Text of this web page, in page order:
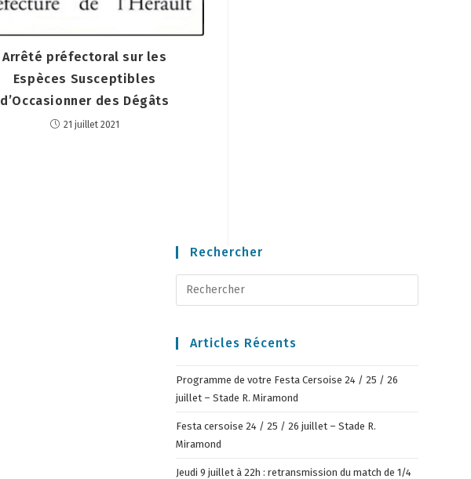
Arrêté préfectoral sur les
Espèces Susceptibles
d’Occasionner des Dégâts
21 juillet 2021
Rechercher
Articles Récents
Programme de votre Festa Cersoise 24 / 25 / 26
juillet – Stade R. Miramond
Festa cersoise 24 / 25 / 26 juillet – Stade R.
Miramond
Jeudi 9 juillet à 22h : retransmission du match de 1/4